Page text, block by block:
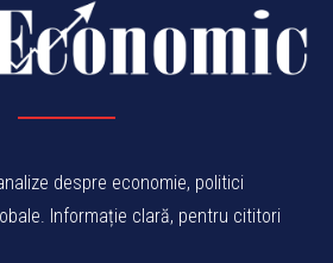
despre economie, politici
Informație clară, pentru cititori